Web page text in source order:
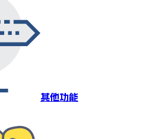
其他功能